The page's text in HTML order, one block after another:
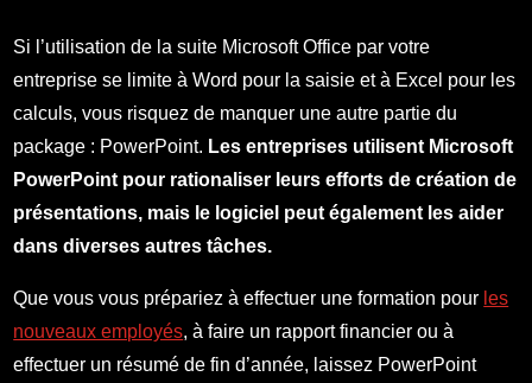
Si l’utilisation de la suite Microsoft Office par votre
entreprise se limite à Word pour la saisie et à Excel pour les
calculs, vous risquez de manquer une autre partie du
package : PowerPoint. Les entreprises utilisent Microsoft
PowerPoint pour rationaliser leurs efforts de création de
présentations, mais le logiciel peut également les aider
dans diverses autres tâches.
Que vous vous prépariez à effectuer une formation pour les
nouveaux employés, à faire un rapport financier ou à
effectuer un résumé de fin d’année, laissez PowerPoint